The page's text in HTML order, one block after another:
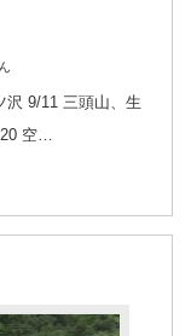
沢 9/11 三頭山、生
20 空…